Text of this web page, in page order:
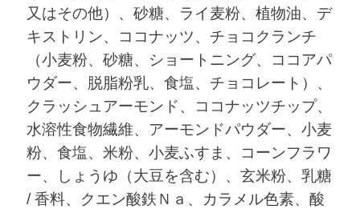
又はその他）、砂糖、ライ麦粉、植物油、デ
キストリン、ココナッツ、チョコクランチ
（小麦粉、砂糖、ショートニング、ココアパ
ウダー、脱脂粉乳、食塩、チョコレート）、
クラッシュアーモンド、ココナッツチップ、
水溶性食物繊維、アーモンドパウダー、小麦
粉、食塩、米粉、小麦ふすま、コーンフラワ
ー、しょうゆ（大豆を含む）、玄米粉、乳糖
/ 香料、クエン酸鉄Ｎａ、カラメル色素、酸